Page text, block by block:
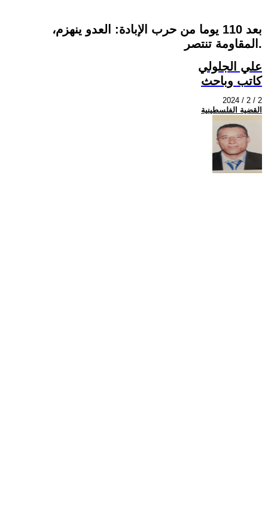
بعد 110 يوما من حرب الإبادة: العدو ينهزم،
المقاومة تنتصر.
علي الجلولي
كاتب وباحث
2024 / 2 / 2
القضية الفلسطينية